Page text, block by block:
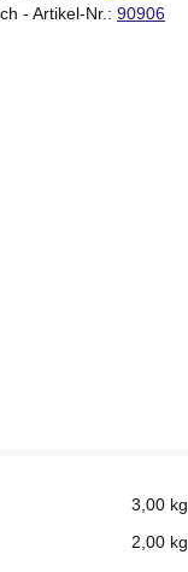
- Artikel-Nr.: 90906
3,00 kg
2,00 kg